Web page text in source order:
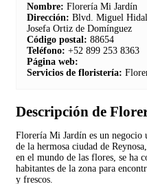
Nombre: Florería Mi Jardín
Dirección: Blvd. Miguel
Josefa Ortiz de Domínguez
Código postal: 88654
Teléfono: +52 899 253 8363
Página web:
Servicios de floristería:
Descripción de
Florería Mi Jardín es un
de la hermosa ciudad de
en el mundo de las flores, se ha
habitantes de la zona para
y frescos.